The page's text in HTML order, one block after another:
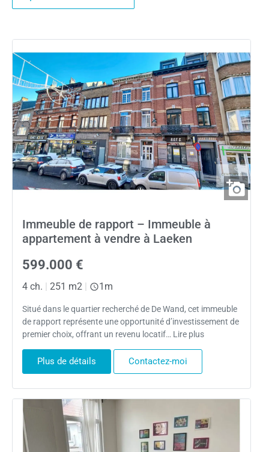
Immeuble de rapport – Immeuble à
appartement à vendre à Laeken
599.000 €
4 ch. 251 m2 1m
Situé dans le quartier recherché de De Wand, cet immeuble
de rapport représente une opportunité d’investissement de
premier choix, offrant un revenu locatif… Lire plus
Plus de détails Contactez-moi